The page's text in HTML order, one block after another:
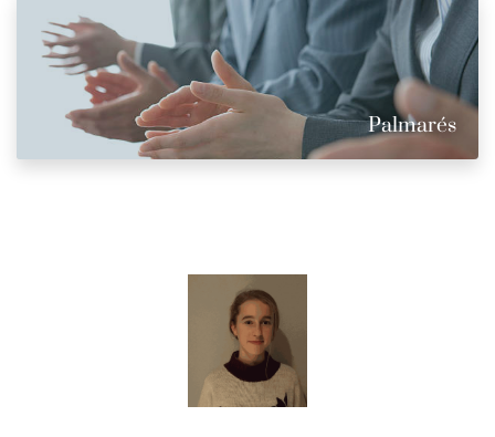
Palmarés